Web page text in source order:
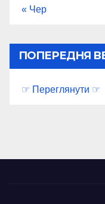
« Чер
ПОПЕРЕДНЯ
☞ Переглянути ☞